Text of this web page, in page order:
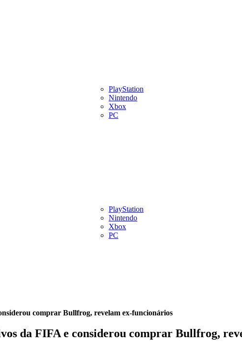
PlayStation
Nintendo
Xbox
PC
PlayStation
Nintendo
Xbox
PC
comprar Bullfrog, revelam ex-funcionários
da FIFA e considerou comprar Bullfrog,